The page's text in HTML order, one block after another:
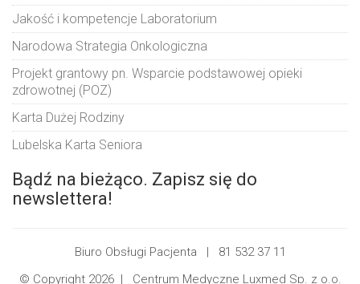
Jakość i kompetencje Laboratorium
Narodowa Strategia Onkologiczna
Projekt grantowy pn. Wsparcie podstawowej opieki
zdrowotnej (POZ)
Karta Dużej Rodziny
Lubelska Karta Seniora
Bądź na bieżąco. Zapisz się do
newslettera!
Biuro Obsługi Pacjenta | 81 532 37 11
© Copyright 2026 | Centrum Medyczne Luxmed Sp. z o.o.